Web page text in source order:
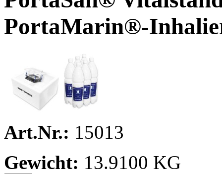
PortaMarin®-
Art.Nr.: 15013
Gewicht: 13.9100 KG